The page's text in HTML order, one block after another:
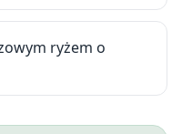
ryżem o